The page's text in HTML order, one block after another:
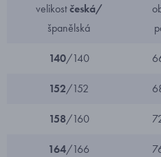
velikostčeská/
španělská
140/140
152/152
158/160
164/166